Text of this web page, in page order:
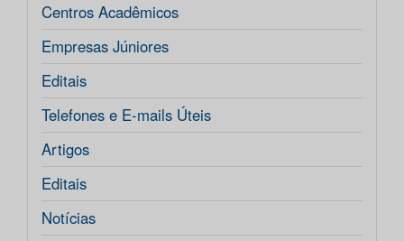
Centros Acadêmicos
Empresas Júniores
Editais
Telefones e E-mails Úteis
Artigos
Editais
Notícias